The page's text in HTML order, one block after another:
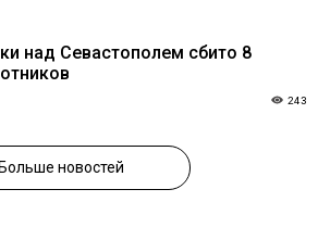
над Севастополем сбито 8
243
Больше новостей